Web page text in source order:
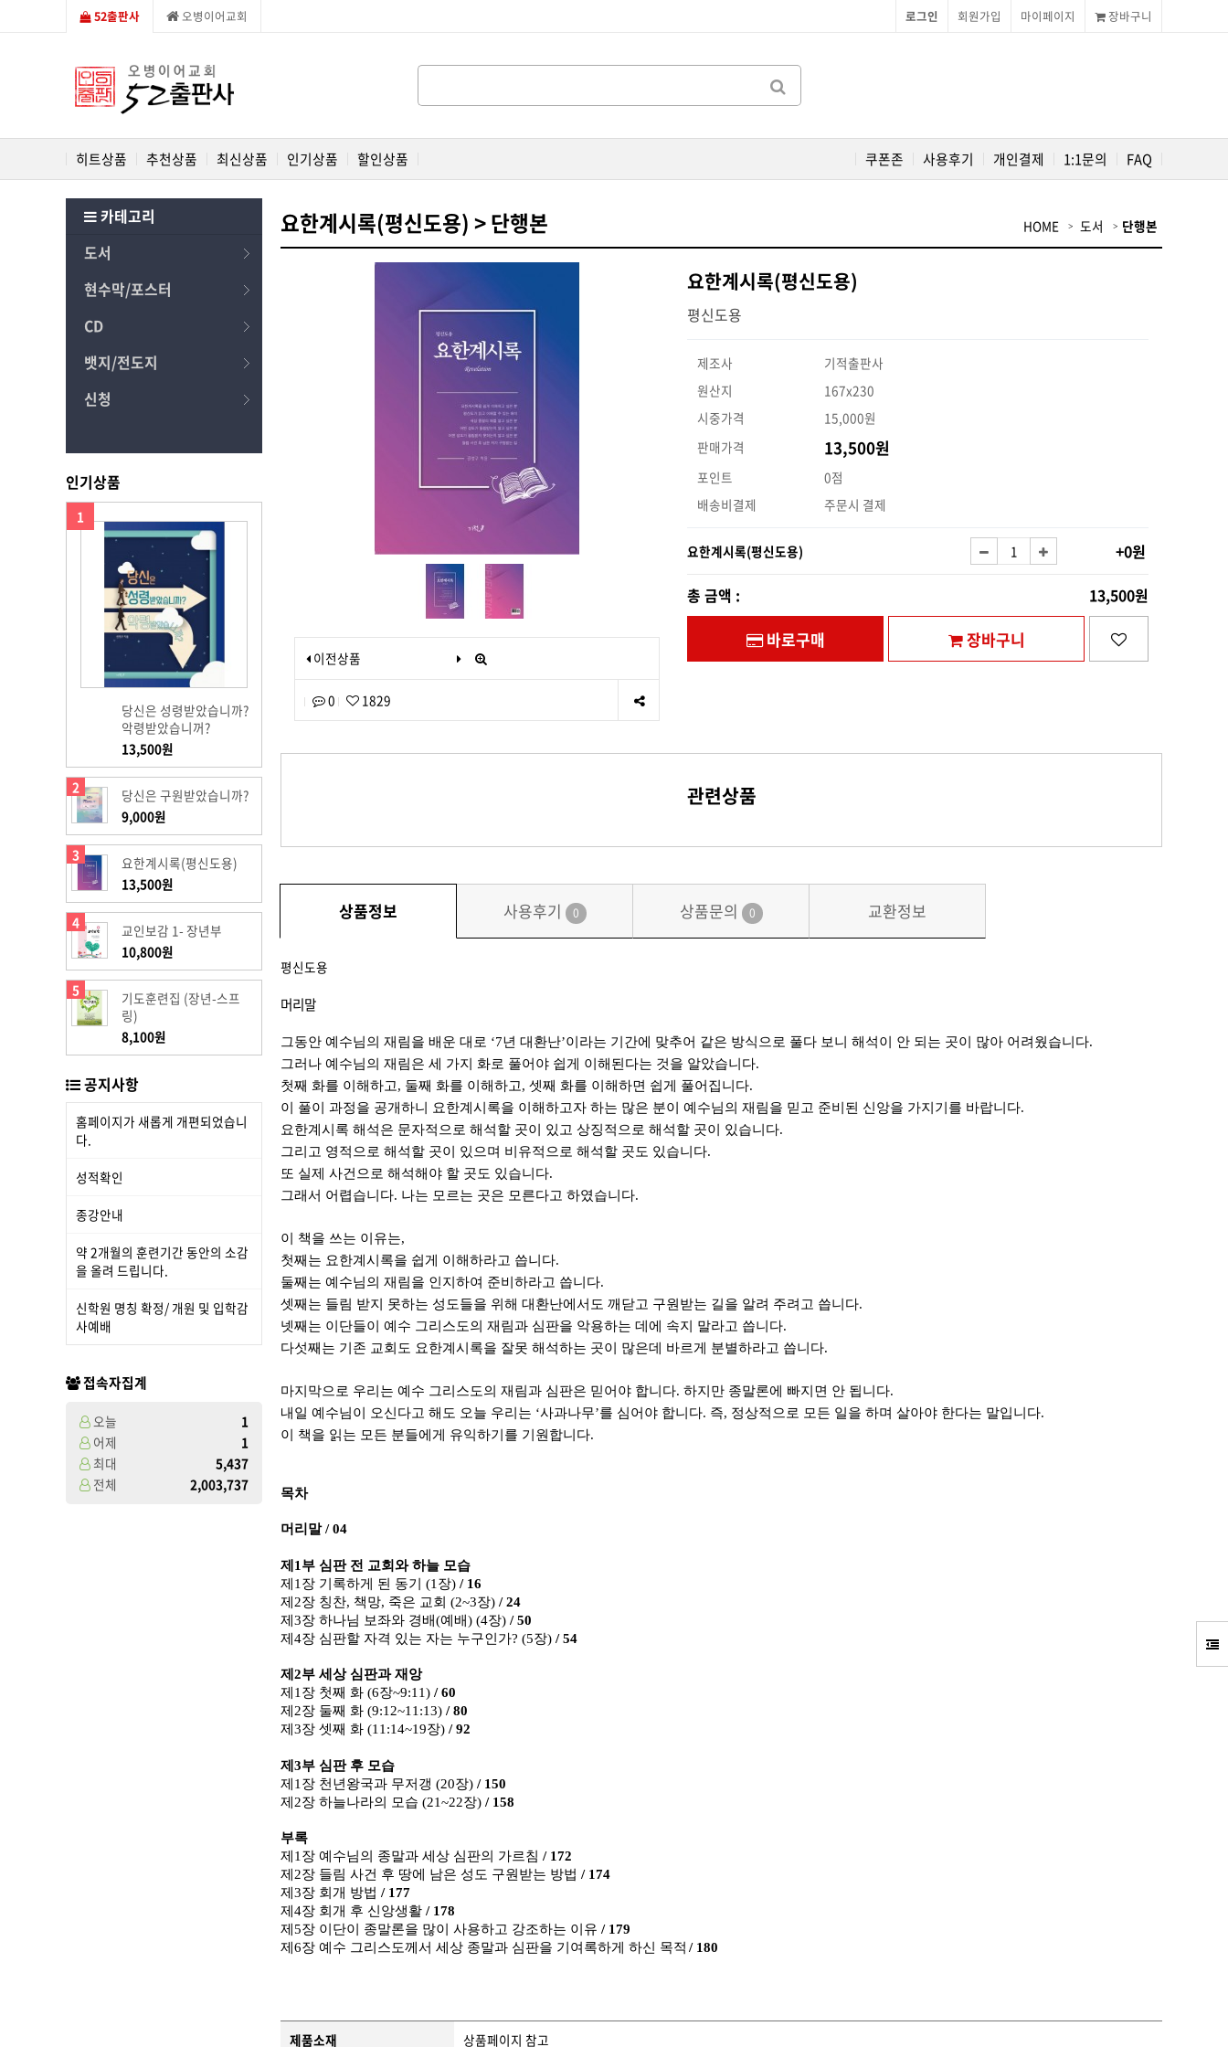
52출판사 오병이어교회 장바구니
마이페이지
회원가입
로그인
히트상품 추천상품 최신상품 인기상품 할인상품 FAQ
1:1문의
개인결제
사용후기
쿠폰존
카테고리
도서
현수막/포스터
CD
뱃지/전도지
신청
인기상품
1
당신은 성령받았습니까?
악령받았습니꺼?
13,500원
2
당신은 구원받았습니까?
9,000원
3
요한계시록(평신도용)
13,500원
4
교인보감 1- 장년부
10,800원
5
기도훈련집 (장년-스프
링)
8,100원
공지사항
홈페이지가 새롭게 개편되었습니
다.
성적확인
종강안내
약 2개월의 훈련기간 동안의 소감
을 올려 드립니다.
신학원 명칭 확정/ 개원 및 입학감
사예배
접속자집계
오늘
1
어제
1
최대
5,437
전체
2,003,737
요한계시록(평신도용) > 단행본 HOME 도서 단행본
이전상품
0 1829
요한계시록(평신도용)
평신도용
제조사
기적출판사
원산지
167x230
시중가격
15,000원
판매가격
13,500원
포인트
0점
배송비결제
주문시 결제
요한계시록(평신도용) +0원
총 금액 : 13,500원
바로구매 장바구니
관련상품
상품정보 사용후기 0 상품문의 0 교환정보
평신도용
머리말
그동안 예수님의 재림을 배운 대로 ‘7년 대환난’이라는 기간에 맞추어 같은 방식으로 풀다 보니 해석이 안 되는 곳이 많아 어려웠습니다.
그러나 예수님의 재림은 세 가지 화로 풀어야 쉽게 이해된다는 것을 알았습니다.
첫째 화를 이해하고, 둘째 화를 이해하고, 셋째 화를 이해하면 쉽게 풀어집니다.
이 풀이 과정을 공개하니 요한계시록을 이해하고자 하는 많은 분이 예수님의 재림을 믿고 준비된 신앙을 가지기를 바랍니다.
요한계시록 해석은 문자적으로 해석할 곳이 있고 상징적으로 해석할 곳이 있습니다.
그리고 영적으로 해석할 곳이 있으며 비유적으로 해석할 곳도 있습니다.
또 실제 사건으로 해석해야 할 곳도 있습니다.
그래서 어렵습니다. 나는 모르는 곳은 모른다고 하였습니다.
이 책을 쓰는 이유는,
첫째는 요한계시록을 쉽게 이해하라고 씁니다.
둘째는 예수님의 재림을 인지하여 준비하라고 씁니다.
셋째는 들림 받지 못하는 성도들을 위해 대환난에서도 깨닫고 구원받는 길을 알려 주려고 씁니다.
넷째는 이단들이 예수 그리스도의 재림과 심판을 악용하는 데에 속지 말라고 씁니다.
다섯째는 기존 교회도 요한계시록을 잘못 해석하는 곳이 많은데 바르게 분별하라고 씁니다.
마지막으로 우리는 예수 그리스도의 재림과 심판은 믿어야 합니다. 하지만 종말론에 빠지면 안 됩니다.
내일 예수님이 오신다고 해도 오늘 우리는 ‘사과나무’를 심어야 합니다. 즉, 정상적으로 모든 일을 하며 살아야 한다는 말입니다.
이 책을 읽는 모든 분들에게 유익하기를 기원합니다.
목차
머리말/ 04
제 1 부 심판 전 교회와 하늘 모습
제 1 장 기록하게 된 동기 (1 장) / 16
제 2장 칭찬, 책망, 죽은 교회 (2~3장) / 24
제 3장 하나님 보좌와 경배(예배) (4장) / 50
제 4장 심판할 자격 있는 자는 누구인가? (5장) / 54
제 2부 세상 심판과 재앙
제 1 장 첫째 화 (6장~9:11) / 60
제 2장 둘째 화 (9:12~11:13) / 80
제 3장 셋째 화 (11:14~19장) / 92
제 3부 심판 후 모습
제 1 장 천년왕국과 무저갱 (20장) / 150
제 2장 하늘나라의 모습 (21~22장) / 158
부록
제 1 장 예수님의 종말과 세상 심판의 가르침 / 172
제 2장 들림 사건 후 땅에 남은 성도 구원받는 방법 / 174
제 3장 회개 방법 / 177
제 4장 회개 후 신앙생활 / 178
제 5장 이단이 종말론을 많이 사용하고 강조하는 이유 / 179
제 6장 예수 그리스도께서 세상 종말과 심판을 기여록하게 하신 목적 / 180
제품소재 상품페이지 참고